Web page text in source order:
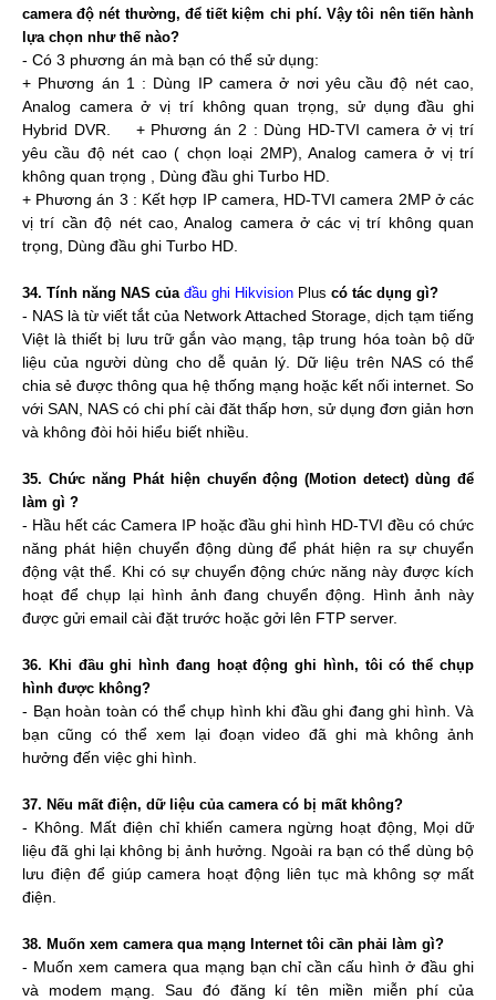
camera độ nét thường, để tiết kiệm chi phí. Vậy tôi nên tiến hành
lựa chọn như thế nào?
- Có 3 phương án mà bạn có thể sử dụng:
+ Phương án 1 : Dùng IP camera ở nơi yêu cầu độ nét cao,
Analog camera ở vị trí không quan trọng, sử dụng đầu ghi
Hybrid DVR. + Phương án 2 : Dùng HD-TVI camera ở vị trí
yêu cầu độ nét cao ( chọn loại 2MP), Analog camera ở vị trí
không quan trọng , Dùng đầu ghi Turbo HD.
+ Phương án 3 : Kết hợp IP camera, HD-TVI camera 2MP ở các
vị trí cần độ nét cao, Analog camera ở các vị trí không quan
trọng, Dùng đầu ghi Turbo HD.
34. Tính năng NAS của đầu ghi Hikvision Plus có tác dụng gì?
- NAS là từ viết tắt của Network Attached Storage, dịch tạm tiếng
Việt là thiết bị lưu trữ gắn vào mạng, tập trung hóa toàn bộ dữ
liệu của người dùng cho dễ quản lý. Dữ liệu trên NAS có thể
chia sẻ được thông qua hệ thống mạng hoặc kết nối internet. So
với SAN, NAS có chi phí cài đăt thấp hơn, sử dụng đơn giản hơn
và không đòi hỏi hiểu biết nhiều.
35. Chức năng Phát hiện chuyển động (Motion detect) dùng để
làm gì ?
- Hầu hết các Camera IP hoặc đầu ghi hình HD-TVI đều có chức
năng phát hiện chuyển động dùng để phát hiện ra sự chuyển
động vật thể. Khi có sự chuyển động chức năng này được kích
hoạt để chụp lại hình ảnh đang chuyển động. Hình ảnh này
được gửi email cài đặt trước hoặc gởi lên FTP server.
36. Khi đầu ghi hình đang hoạt động ghi hình, tôi có thể chụp
hình được không?
- Bạn hoàn toàn có thể chụp hình khi đầu ghi đang ghi hình. Và
bạn cũng có thể xem lại đoạn video đã ghi mà không ảnh
hưởng đến việc ghi hình.
37. Nếu mất điện, dữ liệu của camera có bị mất không?
- Không. Mất điện chỉ khiến camera ngừng hoạt động, Mọi dữ
liệu đã ghi lại không bị ảnh hưởng. Ngoài ra bạn có thể dùng bộ
lưu điện để giúp camera hoạt động liên tục mà không sợ mất
điện.
38. Muốn xem camera qua mạng Internet tôi cần phải làm gì?
- Muốn xem camera qua mạng bạn chỉ cần cấu hình ở đầu ghi
và modem mạng. Sau đó đăng kí tên miền miễn phí của